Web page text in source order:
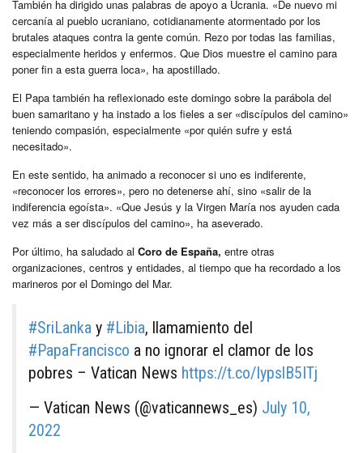
También ha dirigido unas palabras de apoyo a Ucrania. «De nuevo mi
cercanía al pueblo ucraniano, cotidianamente atormentado por los
brutales ataques contra la gente común. Rezo por todas las familias,
especialmente heridos y enfermos. Que Dios muestre el camino para
poner fin a esta guerra loca», ha apostillado.
El Papa también ha reflexionado este domingo sobre la parábola del
buen samaritano y ha instado a los fieles a ser «discípulos del camino»
teniendo compasión, especialmente «por quién sufre y está
necesitado».
En este sentido, ha animado a reconocer si uno es indiferente,
«reconocer los errores», pero no detenerse ahí, sino «salir de la
indiferencia egoísta». «Que Jesús y la Virgen María nos ayuden cada
vez más a ser discípulos del camino», ha aseverado.
Por último, ha saludado al Coro de España, entre otras
organizaciones, centros y entidades, al tiempo que ha recordado a los
marineros por el Domingo del Mar.
#SriLanka y #Libia, llamamiento del
#PapaFrancisco a no ignorar el clamor de los
pobres – Vatican News https://t.co/IypslB5ITj
— Vatican News (@vaticannews_es) July 10,
2022